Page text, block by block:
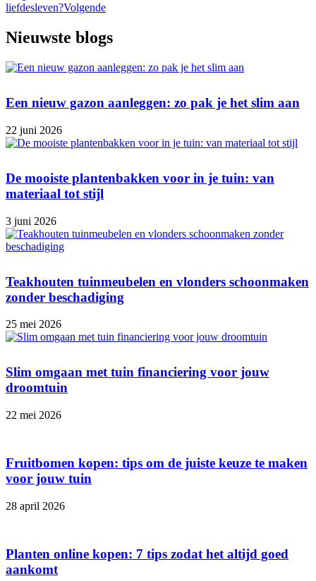
liefdesleven?Volgende
Nieuwste blogs
Een nieuw gazon aanleggen: zo pak je het slim aan
22 juni 2026
De mooiste plantenbakken voor in je tuin: van
materiaal tot stijl
3 juni 2026
Teakhouten tuinmeubelen en vlonders schoonmaken
zonder beschadiging
25 mei 2026
Slim omgaan met tuin financiering voor jouw
droomtuin
22 mei 2026
Fruitbomen kopen: tips om de juiste keuze te maken
voor jouw tuin
28 april 2026
Planten online kopen: 7 tips zodat het altijd goed
aankomt